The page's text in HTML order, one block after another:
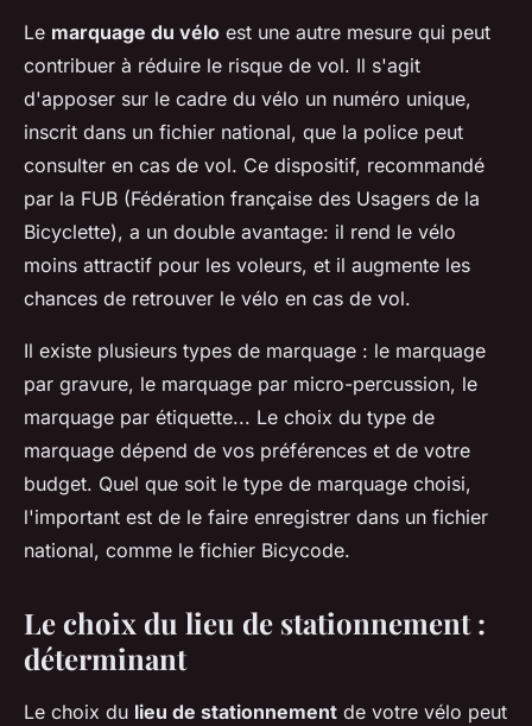
Le marquage du vélo est une autre mesure qui peut
contribuer à réduire le risque de vol. Il s'agit
d'apposer sur le cadre du vélo un numéro unique,
inscrit dans un fichier national, que la police peut
consulter en cas de vol. Ce dispositif, recommandé
par la FUB (Fédération française des Usagers de la
Bicyclette), a un double avantage: il rend le vélo
moins attractif pour les voleurs, et il augmente les
chances de retrouver le vélo en cas de vol.
Il existe plusieurs types de marquage : le marquage
par gravure, le marquage par micro-percussion, le
marquage par étiquette... Le choix du type de
marquage dépend de vos préférences et de votre
budget. Quel que soit le type de marquage choisi,
l'important est de le faire enregistrer dans un fichier
national, comme le fichier Bicycode.
Le choix du lieu de stationnement :
déterminant
Le choix du lieu de stationnement de votre vélo peut